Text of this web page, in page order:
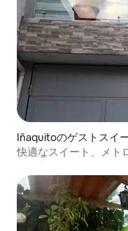
Iñaquitoのゲストスイ
快適なスイート、メト